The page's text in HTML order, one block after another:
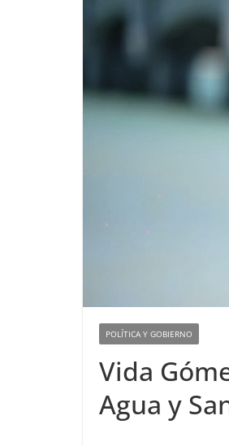
POLÍTICA Y GOBIERNO
Vida
Agua y